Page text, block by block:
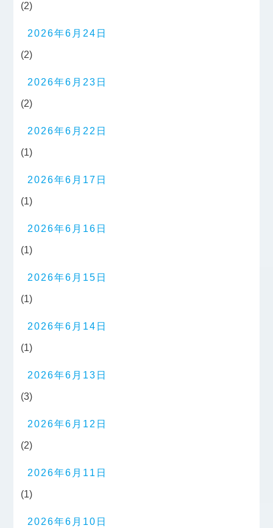
(2)
2026年6月24日
(2)
2026年6月23日
(2)
2026年6月22日
(1)
2026年6月17日
(1)
2026年6月16日
(1)
2026年6月15日
(1)
2026年6月14日
(1)
2026年6月13日
(3)
2026年6月12日
(2)
2026年6月11日
(1)
2026年6月10日